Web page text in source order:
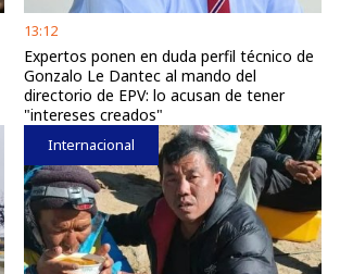
13:12
Expertos ponen en duda perfil técnico de
Gonzalo Le Dantec al mando del
directorio de EPV: lo acusan de tener
"intereses creados"
Internacional